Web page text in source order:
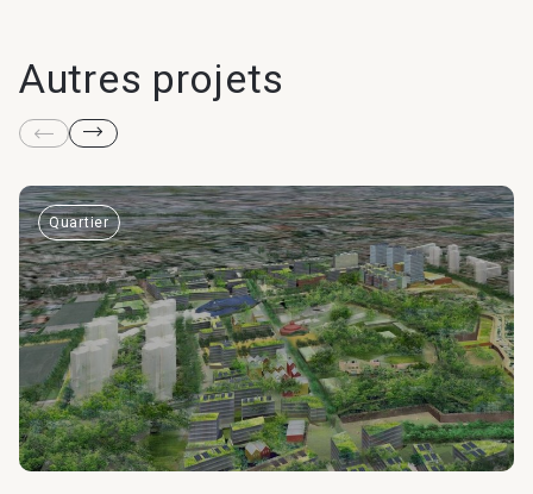
Autres projets
Quartier